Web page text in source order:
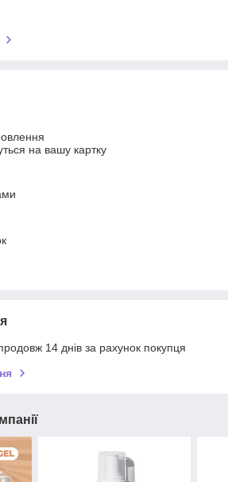
на вашу картку
14 днів за рахунок покупця